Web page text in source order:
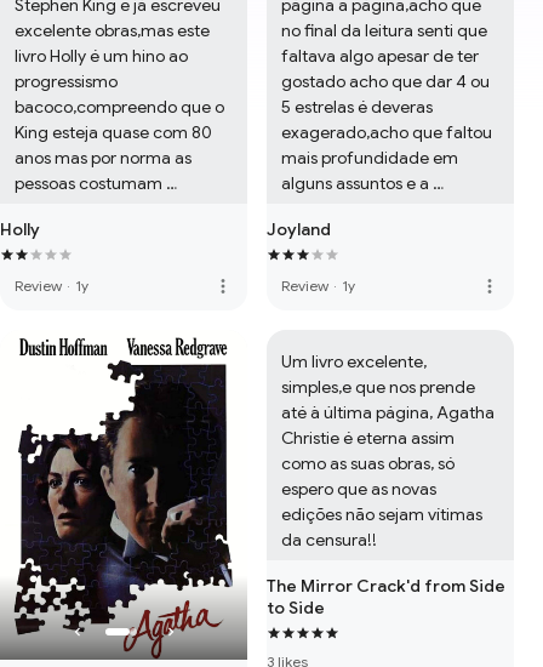
Stephen King e já escreveu
excelente obras,mas este
livro Holly é um hino ao
progressismo
bacoco,compreendo que o
King esteja quase com 80
anos mas por norma as
pessoas costumam
no caso dos livros do King é
precisamente o contrário
,quem leu livros como
muitos outros de qualidade
que ele escreveu e vai ler
este,vai ficar com a
sensação que ele
desaprendeu a profissão!
Holly
Review · 1y more_vert
página a página,acho que
no final da leitura senti que
faltava algo apesar de ter
gostado acho que dar 4 ou
5 estrelas é deveras
exagerado,acho que faltou
mais profundidade em
alguns assuntos e a
relegada quase para 2
plano,no geral é um bom
livro que aborda alguns
livro de Stephen King pedia-
se mais!
Joyland
Review · 1y more_vert
Um livro excelente,
simples,e que nos prende
até à última página, Agatha
Christie é eterna assim
como as suas obras, só
espero que as novas
edições não sejam vítimas
da censura!!
The Mirror Crack'd from Side
to Side
3 likes